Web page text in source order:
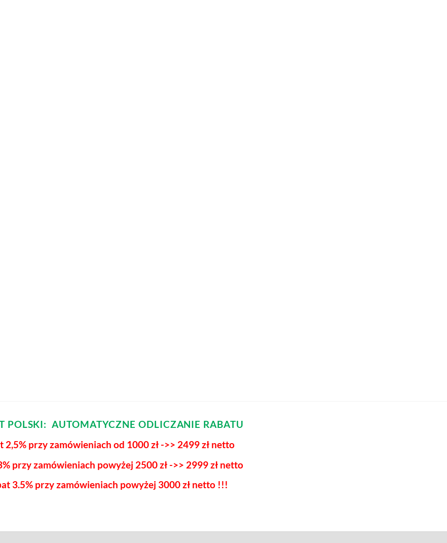
POLSKI: AUTOMATYCZNE ODLICZANIE RABATU
2,5% przy zamówieniach od 1000 zł ->> 2499 zł netto
przy zamówieniach powyżej 2500 zł ->> 2999 zł netto
3.5% przy zamówieniach powyżej 3000 zł netto !!!